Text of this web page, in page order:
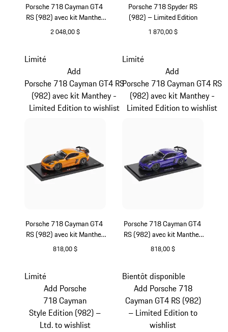
Porsche 718 Cayman GT4
RS (982) avec kit Manthey
- Limited Edition
2 048,00 $
Porsche 718 Spyder RS
(982) – Limited Edition
1 870,00 $
Porsche 718 Cayman GT4
RS (982) avec kit Manthey
- Limited Edition
818,00 $
Limité
Add
Porsche 718 Cayman GT4 RS
(982) avec kit Manthey -
Limited Edition to wishlist
Porsche 718 Cayman GT4
RS (982) avec kit Manthey
- Limited Edition
818,00 $
Limité
Add
Porsche 718 Cayman GT4 RS
(982) avec kit Manthey -
Limited Edition to wishlist
Limité
Add Porsche
718 Cayman
Style Edition (982) –
Ltd. to wishlist
Bientôt disponible
Add Porsche 718
Cayman GT4 RS (982)
– Limited Edition to
wishlist